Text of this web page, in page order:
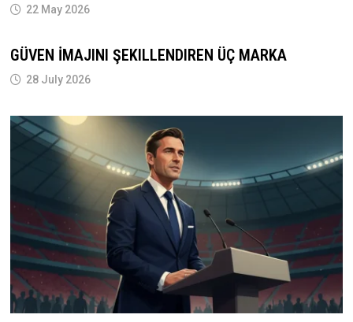
22 May 2026
GÜVEN İMAJINI ŞEKILLENDIREN ÜÇ MARKA
28 July 2026